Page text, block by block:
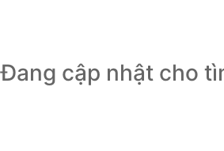
Đang cập nhật cho